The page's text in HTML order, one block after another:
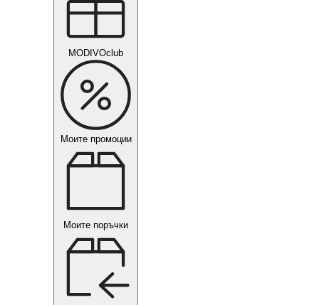
MODIVOclub
Моите промоции
Моите поръчки